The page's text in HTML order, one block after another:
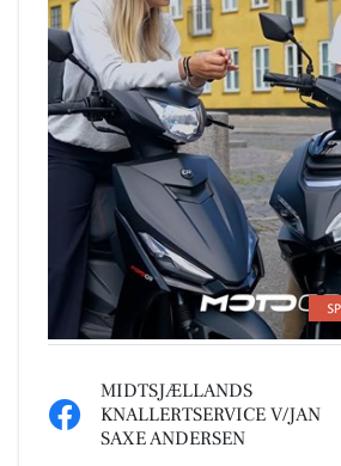
MIDTSJÆLLANDS
KNALLERTSERVICE V/JAN
SAXE ANDERSEN